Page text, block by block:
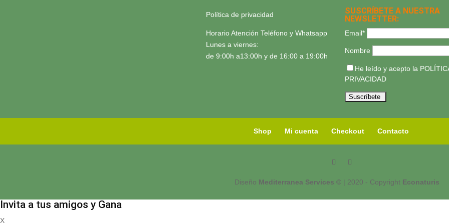
Política de privacidad
Horario Atención Teléfono y Whatsapp
Lunes a viernes:
de 9:00h a13:00h y de 16:00 a 19:00h
SUSCRÍBETE A NUESTRA
NEWSLETTER:
Email*
Nombre
He leído y acepto la
PRIVACIDAD
Shop Mi cuenta Checkout Contacto
Diseño Mediterranea Services ©| 2020 - Copyright Econaturis
Invita a tus amigos y Gana
X